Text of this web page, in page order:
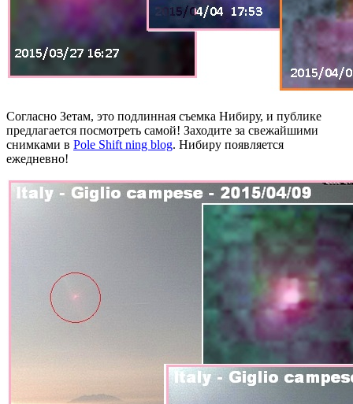
Согласно Зетам, это подлинная съемка Нибиру, и публике
предлагается посмотреть самой! Заходите за свежайшими
снимками в Pole Shift ning blog. Нибиру появляется
ежедневно!